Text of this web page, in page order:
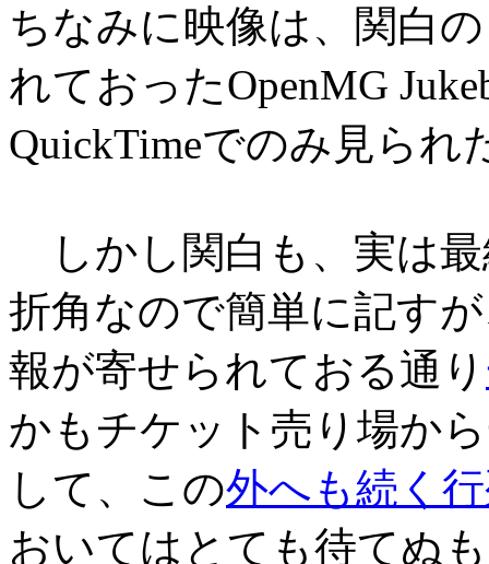
ちなみに映像は、関白
れておったOpenMG
QuickTimeでのみ見ら
しかし関白も、実は
折角なので簡単に記す
報が寄せられておる通り
かもチケット売り場か
して、この外へも続く
おいてはとても待てぬ